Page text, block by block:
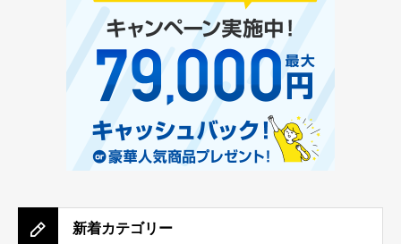
新着カテゴリー